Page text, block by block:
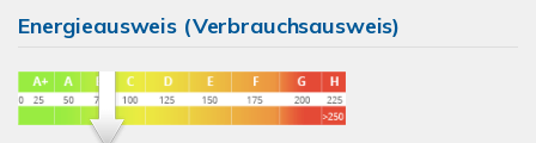
Energieausweis (Verbrauchsausweis)